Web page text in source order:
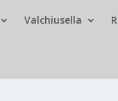
Valchiusella